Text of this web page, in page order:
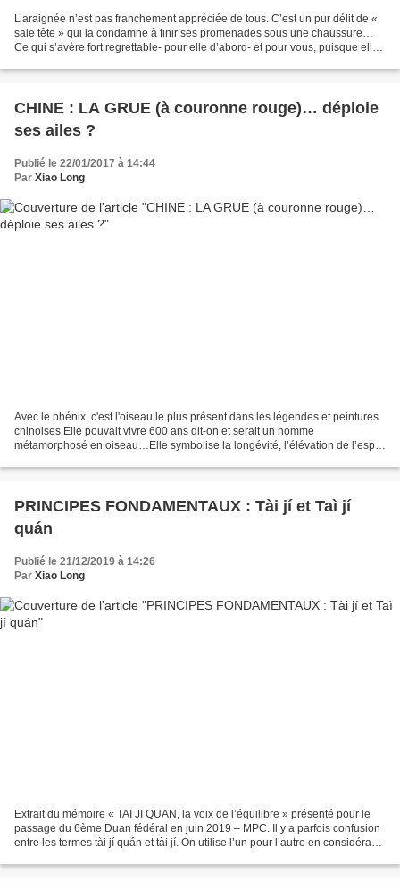
L’araignée n’est pas franchement appréciée de tous. C’est un pur délit de «
sale tête » qui la condamne à finir ses promenades sous une chaussure…
Ce qui s’avère fort regrettable- pour elle d’abord- et pour vous, puisque elles
CHINE : LA GRUE (à couronne rouge)… déploie
ses ailes ?
Publié le 22/01/2017 à 14:44
Par Xiao Long
Avec le phénix, c'est l'oiseau le plus présent dans les légendes et peintures
chinoises.Elle pouvait vivre 600 ans dit-on et serait un homme
métamorphosé en oiseau…Elle symbolise la longévité, l’élévation de l’esprit
PRINCIPES FONDAMENTAUX : Tài jí et Taì jí
quán
Publié le 21/12/2019 à 14:26
Par Xiao Long
Extrait du mémoire « TAI JI QUAN, la voix de l’équilibre » présenté pour le
passage du 6ème Duan fédéral en juin 2019 – MPC. Il y a parfois confusion
entre les termes tài jí quán et tài jí. On utilise l’un pour l’autre en considérant